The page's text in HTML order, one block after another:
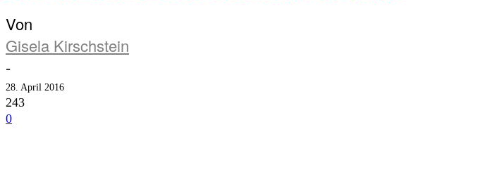
Von
Gisela Kirschstein
-
28. April 2016
243
0